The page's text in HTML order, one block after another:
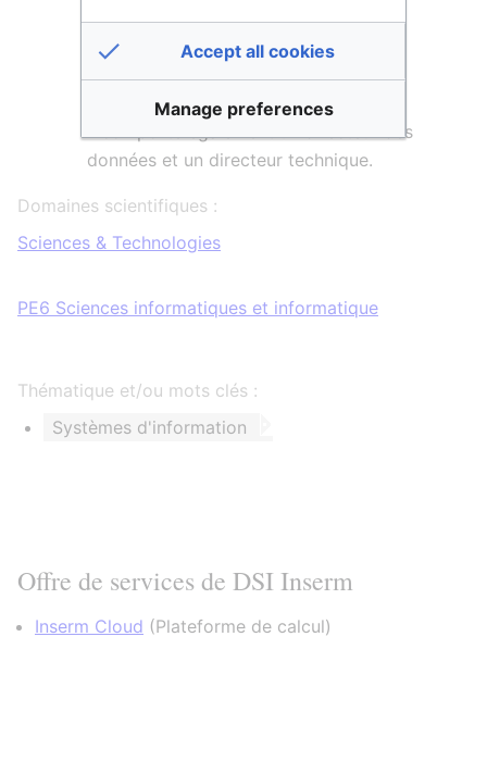
régionales et aux laboratoires
Le service des affaires générales
Il comporte également un directeur des
données et un directeur technique.
Domaines scientifiques :
Sciences & Technologies
PE6 Sciences informatiques et informatique
Thématique et/ou mots clés :
Systèmes d'information
Offre de services de DSI Inserm
Inserm Cloud (Plateforme de calcul)
Accept all cookies
Manage preferences